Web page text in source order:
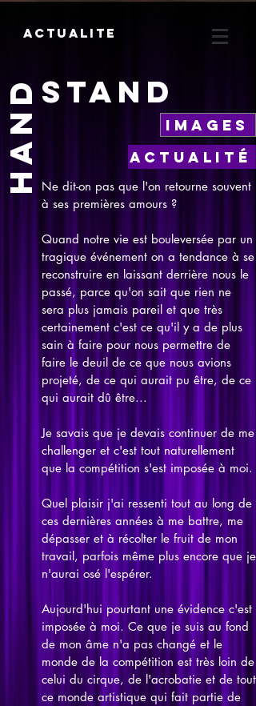
Actualite
Images
Actualité
Ne dit-on pas que l'on retourne souvent
à ses premières amours ?
Quand notre vie est bouleversée par un
tragique événement on a tendance à se
reconstruire en laissant derrière nous le
passé, parce qu'on sait que rien ne
sera plus jamais pareil et que très
certainement c'est ce qu'il y a de plus
sain à faire pour nous permettre de
faire le deuil de ce que nous avions
projeté, de ce qui aurait pu être, de ce
qui aurait dû être...
Je savais que je devais continuer de me
challenger et c'est tout naturellement
que la compétition s'est imposée à moi.
Quel plaisir j'ai ressenti tout au long de
ces dernières années à me battre, me
dépasser et à récolter le fruit de mon
travail, parfois même plus encore que je
n'aurai osé l'espérer.
Aujourd'hui pourtant une évidence c'est
imposée à moi. Ce que je suis au fond
de mon âme n'a pas changé et le
monde de la compétition est très loin de
celui du cirque, de l'acrobatie et de tout
ce monde artistique qui fait partie de
Handstand